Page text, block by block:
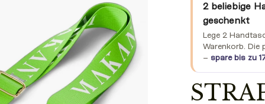
2 beliebige
geschenkt
Lege 2
Warenkorb.
– spare bis zu